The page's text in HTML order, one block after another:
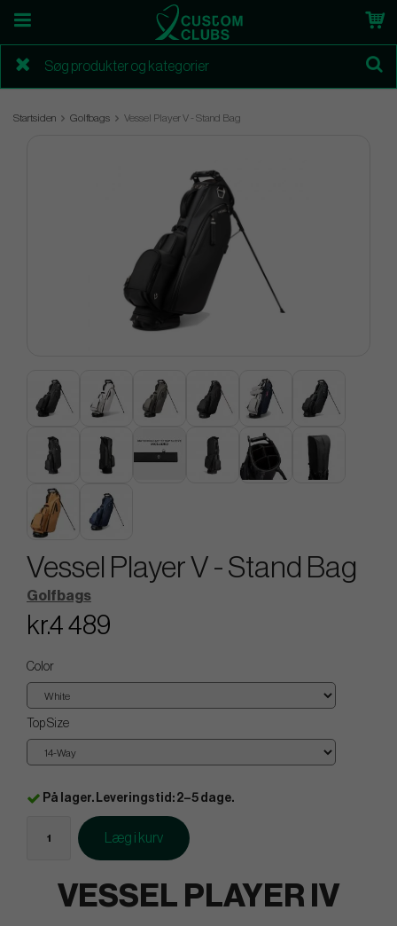
Startsiden Golfbags Vessel Player V - Stand Bag
Vessel Player V - Stand Bag
Golfbags
kr.4 489
Color
Top Size
På lager. Leveringstid: 2–5 dage.
Læg i kurv
VESSEL PLAYER IV